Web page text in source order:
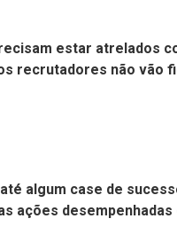
estar atrelados
recrutadores não vão
algum case de
ações desempenhadas